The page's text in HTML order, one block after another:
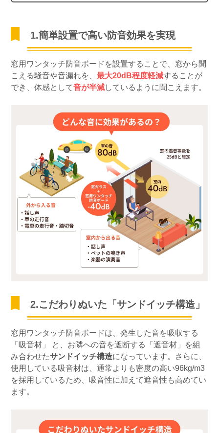
1.簡単設置で高い防音効果を実現
窓用ワンタッチ防音ボードを設置することで、窓から聞
こえる騒音や音漏れを、最大20dB程度軽減することが
でき、体感として音が半減しているように聞こえます。
2.こだわりぬいた「サンドイッチ構造」
窓用ワンタッチ防音ボードは、発生した音を吸収する
「吸音材」 と、お隣への音を遮断する「遮音材」を組
み合わせたサンドイッチ構造になっています。さらに、
使用している吸音材は、通常よりも密度の高い96kg/m3
を採用しているため、吸音性に加えて遮音性も高めてい
ます。